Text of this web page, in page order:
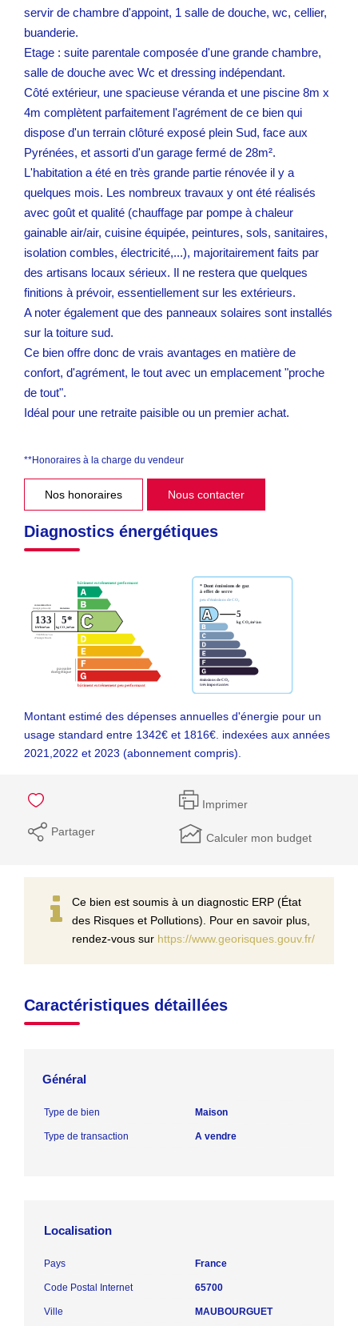
servir de chambre d'appoint, 1 salle de douche, wc, cellier,
buanderie.
Etage : suite parentale composée d'une grande chambre,
salle de douche avec Wc et dressing indépendant.
Côté extérieur, une spacieuse véranda et une piscine 8m x
4m complètent parfaitement l'agrément de ce bien qui
dispose d'un terrain clôturé exposé plein Sud, face aux
Pyrénées, et assorti d'un garage fermé de 28m².
L'habitation a été en très grande partie rénovée il y a
quelques mois. Les nombreux travaux y ont été réalisés
avec goût et qualité (chauffage par pompe à chaleur
gainable air/air, cuisine équipée, peintures, sols, sanitaires,
isolation combles, électricité,...), majoritairement faits par
des artisans locaux sérieux. Il ne restera que quelques
finitions à prévoir, essentiellement sur les extérieurs.
A noter également que des panneaux solaires sont installés
sur la toiture sud.
Ce bien offre donc de vrais avantages en matière de
confort, d'agrément, le tout avec un emplacement "proche
de tout".
Idéal pour une retraite paisible ou un premier achat.
**Honoraires à la charge du vendeur
Nos honoraires Nous contacter
Diagnostics énergétiques
Montant estimé des dépenses annuelles d'énergie pour un
usage standard entre 1342€ et 1816€. indexées aux années
2021,2022 et 2023 (abonnement compris).
Imprimer
Partager Calculer mon budget
Ce bien est soumis à un diagnostic ERP (État
des Risques et Pollutions). Pour en savoir plus,
rendez-vous sur https://www.georisques.gouv.fr/
Caractéristiques détaillées
Général
Type de bien Maison
Type de transaction A vendre
Localisation
Pays France
Code Postal Internet 65700
Ville MAUBOURGUET